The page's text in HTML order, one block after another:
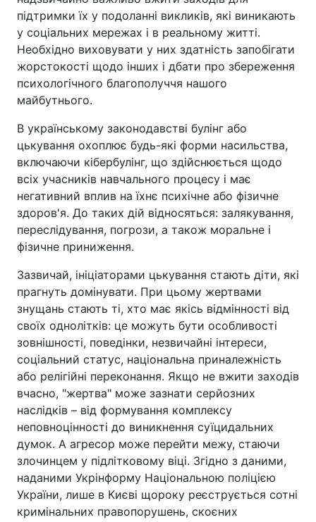
підтримки їх у подоланні викликів, які виникають
у соціальних мережах і в реальному житті.
Необхідно виховувати у них здатність запобігати
жорстокості щодо інших і дбати про збереження
психологічного благополуччя нашого
майбутнього.
В українському законодавстві булінг або
цькування охоплює будь-які форми насильства,
включаючи кібербулінг, що здійснюється щодо
всіх учасників навчального процесу і має
негативний вплив на їхнє психічне або фізичне
здоров'я. До таких дій відносяться: залякування,
переслідування, погрози, а також моральне і
фізичне приниження.
Зазвичай, ініціаторами цькування стають діти, які
прагнуть домінувати. При цьому жертвами
знущань стають ті, хто має якісь відмінності від
своїх однолітків: це можуть бути особливості
зовнішності, поведінки, незвичайні інтереси,
соціальний статус, національна приналежність
або релігійні переконання. Якщо не вжити заходів
вчасно, "жертва" може зазнати серйозних
наслідків – від формування комплексу
неповноцінності до виникнення суїцидальних
думок. А агресор може перейти межу, стаючи
злочинцем у підлітковому віці. Згідно з даними,
наданими Укрінформу Національною поліцією
України, лише в Києві щороку реєструється сотні
кримінальних правопорушень, скоєних